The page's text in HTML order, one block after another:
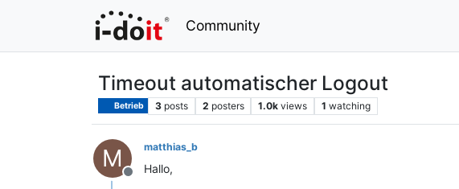
Community
Timeout automatischer Logout
Betrieb 3 posts 2 posters 1.0k views 1 watching
M
Offline
matthias_b
Hallo,